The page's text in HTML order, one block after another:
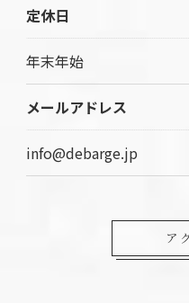
定休日
年末年始
メールアドレス
info@debarge.jp
ア